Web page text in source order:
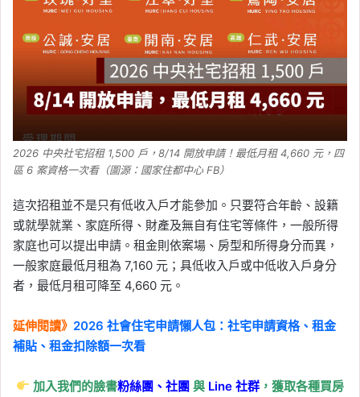
2026 中央社宅招租 1,500 戶，8/14 開放申請！最低月租 4,660 元，四
區 6 案資格一次看（圖源：國家住都中心 FB）
這次招租並不是只有低收入戶才能參加。只要符合年齡、設籍
或就學就業、家庭所得、財產及無自有住宅等條件，一般所得
家庭也可以提出申請。租金則依案場、房型和所得身分而異，
一般家庭最低月租為 7,160 元；具低收入戶或中低收入戶身分
者，最低月租可降至 4,660 元。
延伸閱讀》 2026 社會住宅申請懶人包：社宅申請資格、租金
補貼、租金扣除額一次看
加入我們的臉書粉絲團、社團與 Line社群 ，獲取各種買房